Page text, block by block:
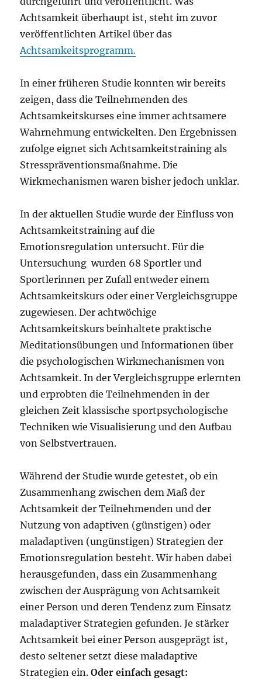
Achtsamkeit überhaupt ist, steht im zuvor
veröffentlichten Artikel über das
Achtsamkeitsprogramm.
In einer früheren Studie konnten wir bereits
zeigen, dass die Teilnehmenden des
Achtsamkeitskurses eine immer achtsamere
Wahrnehmung entwickelten. Den Ergebnissen
zufolge eignet sich Achtsamkeitstraining als
Stresspräventionsmaßnahme. Die
Wirkmechanismen waren bisher jedoch unklar.
In der aktuellen Studie wurde der Einfluss von
Achtsamkeitstraining auf die
Emotionsregulation untersucht. Für die
Untersuchung wurden 68 Sportler und
Sportlerinnen per Zufall entweder einem
Achtsamkeitskurs oder einer Vergleichsgruppe
zugewiesen. Der achtwöchige
Achtsamkeitskurs beinhaltete praktische
Meditationsübungen und Informationen über
die psychologischen Wirkmechanismen von
Achtsamkeit. In der Vergleichsgruppe erlernten
und erprobten die Teilnehmenden in der
gleichen Zeit klassische sportpsychologische
Techniken wie Visualisierung und den Aufbau
von Selbstvertrauen.
Während der Studie wurde getestet, ob ein
Zusammenhang zwischen dem Maß der
Achtsamkeit der Teilnehmenden und der
Nutzung von adaptiven (günstigen) oder
maladaptiven (ungünstigen) Strategien der
Emotionsregulation besteht. Wir haben dabei
herausgefunden, dass ein Zusammenhang
zwischen der Ausprägung von Achtsamkeit
einer Person und deren Tendenz zum Einsatz
maladaptiver Strategien gefunden. Je stärker
Achtsamkeit bei einer Person ausgeprägt ist,
desto seltener setzt diese maladaptive
Strategien ein.Oder einfach gesagt: